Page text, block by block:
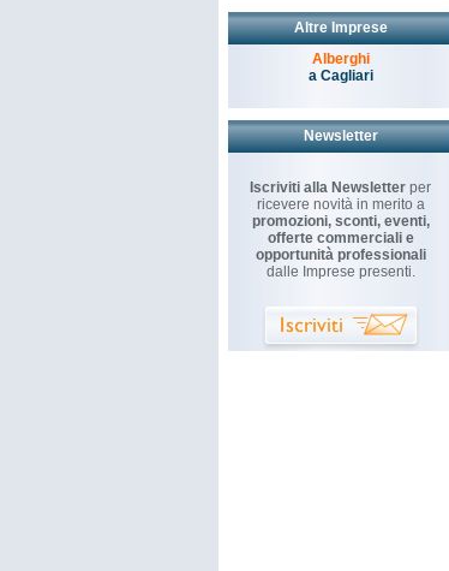
Altre Imprese
Alberghi
a Cagliari
Newsletter
Iscriviti alla Newsletter per
ricevere novità in merito a
promozioni, sconti, eventi,
offerte commerciali e
opportunità professionali
dalle Imprese presenti.